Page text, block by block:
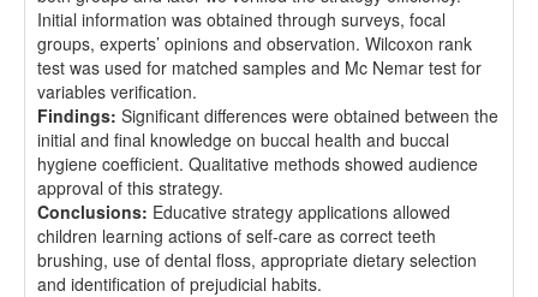
Initial information was obtained through surveys, focal
groups, experts’ opinions and observation. Wilcoxon rank
test was used for matched samples and Mc Nemar test for
variables verification.
Findings: Significant differences were obtained between the
initial and final knowledge on buccal health and buccal
hygiene coefficient. Qualitative methods showed audience
approval of this strategy.
Conclusions: Educative strategy applications allowed
children learning actions of self-care as correct teeth
brushing, use of dental floss, appropriate dietary selection
and identification of prejudicial habits.